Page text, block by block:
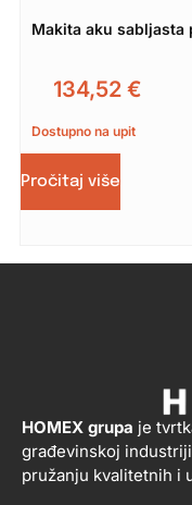
Makita aku sabljasta
134,52 €
Dostupno na upit
Pročitaj više
HOMEX grupa je
građevinskoj
pružanju kvalitetnih i